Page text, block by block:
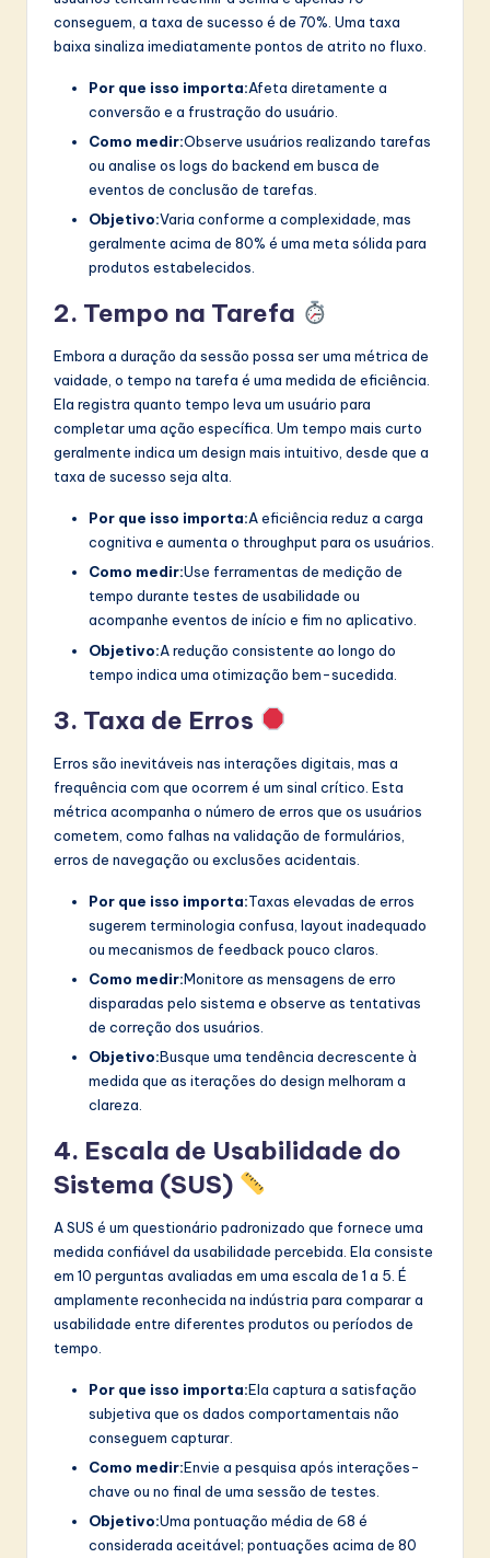
conseguem, a taxa de sucesso é de 70%. Uma taxa
baixa sinaliza imediatamente pontos de atrito no fluxo.
Por que isso importa:Afeta diretamente a
conversão e a frustração do usuário.
Como medir:Observe usuários realizando tarefas
ou analise os logs do backend em busca de
eventos de conclusão de tarefas.
Objetivo:Varia conforme a complexidade, mas
geralmente acima de 80% é uma meta sólida para
produtos estabelecidos.
2. Tempo na Tarefa
Embora a duração da sessão possa ser uma métrica de
vaidade, o tempo na tarefa é uma medida de eficiência.
Ela registra quanto tempo leva um usuário para
completar uma ação específica. Um tempo mais curto
geralmente indica um design mais intuitivo, desde que a
taxa de sucesso seja alta.
Por que isso importa:A eficiência reduz a carga
cognitiva e aumenta o throughput para os usuários.
Como medir:Use ferramentas de medição de
tempo durante testes de usabilidade ou
acompanhe eventos de início e fim no aplicativo.
Objetivo:A redução consistente ao longo do
tempo indica uma otimização bem-sucedida.
3. Taxa de Erros
Erros são inevitáveis nas interações digitais, mas a
frequência com que ocorrem é um sinal crítico. Esta
métrica acompanha o número de erros que os usuários
cometem, como falhas na validação de formulários,
erros de navegação ou exclusões acidentais.
Por que isso importa:Taxas elevadas de erros
sugerem terminologia confusa, layout inadequado
ou mecanismos de feedback pouco claros.
Como medir:Monitore as mensagens de erro
disparadas pelo sistema e observe as tentativas
de correção dos usuários.
Objetivo:Busque uma tendência decrescente à
medida que as iterações do design melhoram a
clareza.
4. Escala de Usabilidade do
Sistema (SUS)
A SUS é um questionário padronizado que fornece uma
medida confiável da usabilidade percebida. Ela consiste
em 10 perguntas avaliadas em uma escala de 1 a 5. É
amplamente reconhecida na indústria para comparar a
usabilidade entre diferentes produtos ou períodos de
tempo.
Por que isso importa:Ela captura a satisfação
subjetiva que os dados comportamentais não
conseguem capturar.
Como medir:Envie a pesquisa após interações-
chave ou no final de uma sessão de testes.
Objetivo:Uma pontuação média de 68 é
considerada aceitável; pontuações acima de 80